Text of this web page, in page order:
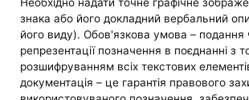
знака або його докладний вербальний
його виду). Обов'язкова умова – подання
репрезентації позначення в поєднанні з
розшифруванням всіх текстових
документація – це гарантія правового